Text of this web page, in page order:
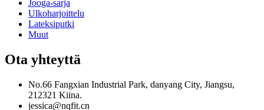
Jooga-sarja
Ulkoharjoittelu
Lateksiputki
Muut
Ota yhteyttä
No.66 Fangxian Industrial Park, danyang City, Jiangsu,
212321 Kiina.
jessica@nqfit.cn